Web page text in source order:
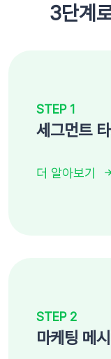
3단계
STEP 1
세그먼트
더 알아보기
STEP 2
마케팅 메